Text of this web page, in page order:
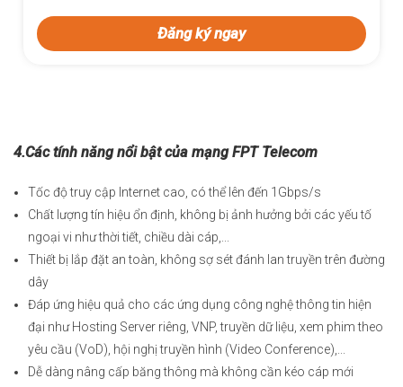
Đăng ký ngay
4.Các tính năng nổi bật của mạng FPT Telecom
Tốc độ truy cập Internet cao, có thể lên đến 1Gbps/s
Chất lượng tín hiệu ổn định, không bị ảnh hưởng bởi các yếu tố
ngoại vi như thời tiết, chiều dài cáp,...
Thiết bị lắp đặt an toàn, không sợ sét đánh lan truyền trên đường
dây
Đáp ứng hiệu quả cho các ứng dụng công nghệ thông tin hiện
đại như Hosting Server riêng, VNP, truyền dữ liệu, xem phim theo
yêu cầu (VoD), hội nghị truyền hình (Video Conference),...
Dễ dàng nâng cấp băng thông mà không cần kéo cáp mới